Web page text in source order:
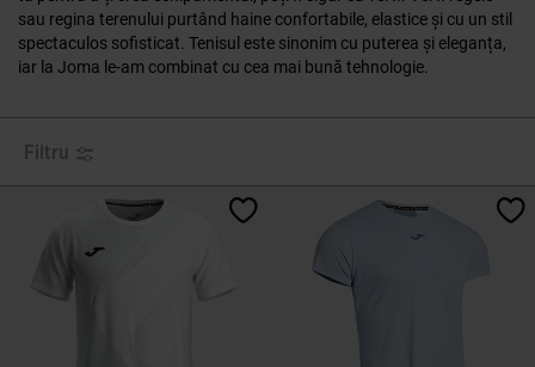
sau regina terenului purtând haine confortabile, elastice și cu un stil
spectaculos sofisticat. Tenisul este sinonim cu puterea și eleganța,
iar la Joma le-am combinat cu cea mai bună tehnologie.
Filtru